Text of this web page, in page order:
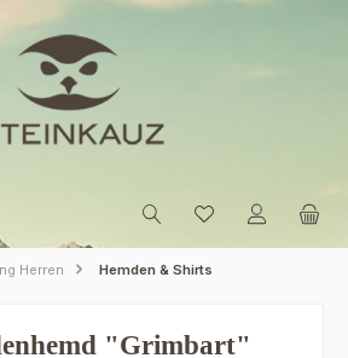
Herren Hemden & Shirts
"Grimbart"